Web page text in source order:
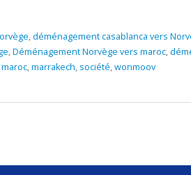
,déménagement casablanca vers
,Déménagement Norvège vers maroc,
maroc,marrakech, société,wonmoov